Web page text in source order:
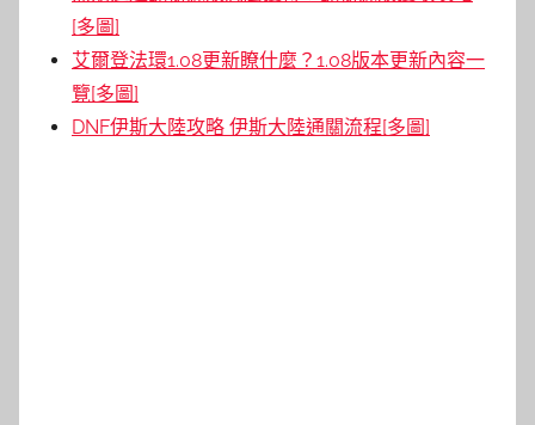
[多圖]
艾爾登法環1.08更新瞭什麼？1.08版本更新內容一
覽[多圖]
DNF伊斯大陸攻略 伊斯大陸通關流程[多圖]